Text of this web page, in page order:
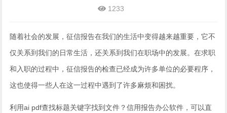
1233
随着社会的发展，征信报告在我们的生活中变得越来越重要，它不
仅关系到我们的日常生活，还关系到我们在职场中的发展。在求职
和入职的过程中，征信报告的检查已经成为许多单位的必要程序，
这也使得一些人在这一过程中遇到了许多麻烦和困扰。
利用ai pdf查找标题关键字找到文件？信用报告办公软件，可以直